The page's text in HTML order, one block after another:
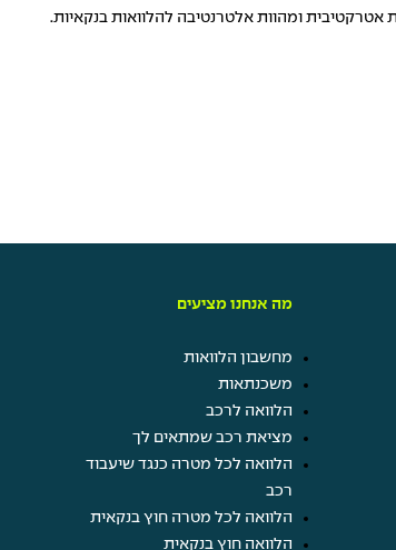
ומהוות אלטרנטיבה להלוואות בנקאיות.
מה אנחנו מציעים
מחשבון הלוואות
משכנתאות
הלוואה לרכב
מציאת רכב שמתאים לך
הלוואה לכל מטרה כנגד שיעבוד
רכב
הלוואה לכל מטרה חוץ בנקאית
הלוואה חוץ בנקאית